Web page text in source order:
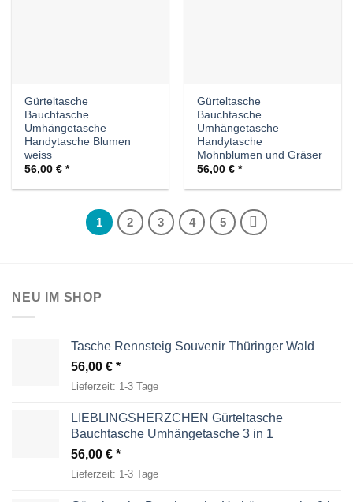
Gürteltasche
Bauchtasche
Umhängetasche
Handytasche Blumen
weiss
56,00€
Gürteltasche
Bauchtasche
Umhängetasche
Handytasche
Mohnblumen und Gräser
56,00€
1 2 3 4 5
NEU IM SHOP
Tasche Rennsteig Souvenir Thüringer Wald
56,00 €
Lieferzeit: 1-3 Tage
LIEBLINGSHERZCHEN Gürteltasche
Bauchtasche Umhängetasche 3 in 1
56,00 €
Lieferzeit: 1-3 Tage